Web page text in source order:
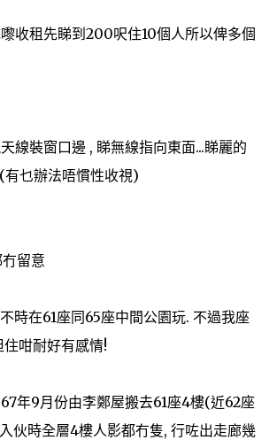
收租先睇到200呎住10個人所以俾多個
線裝窗口邊 , 睇無線指向東面...睇麗的
有乜辦法唔慣性收視)
留意
時在61座同65座中間公園玩. 不過我座
咁耐好有感情!
年9月份由李鄭屋搬去61座4樓(近62座
伙時全層4樓人影都冇隻, 行咗出走廊幾